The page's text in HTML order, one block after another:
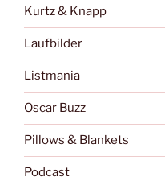
Kurtz & Knapp
Laufbilder
Listmania
Oscar Buzz
Pillows & Blankets
Podcast